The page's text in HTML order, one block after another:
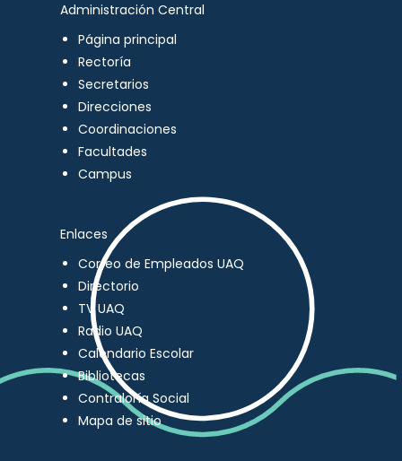
Administración Central
Página principal
Rectoría
Secretarios
Direcciones
Coordinaciones
Facultades
Campus
Enlaces
Correo de Empleados UAQ
Directorio
TV UAQ
Radio UAQ
Calendario Escolar
Bibliotecas
Contraloría Social
Mapa de sitio